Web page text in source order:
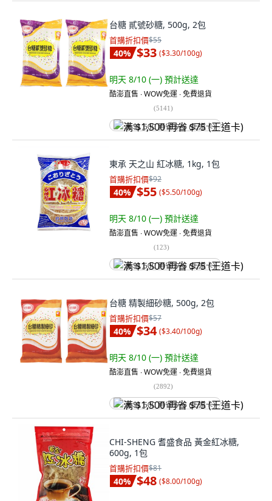
台糖 貳號砂糖, 500g, 2包
首購折扣價$55
40% $33 ($3.30/100g)
明天 8/10 (一) 預計送達
酷澎直售 ∙ WOW免運 ∙ 免費退貨
(5141)
满 $1,500 再省 $75 (王道卡)
東承 天之山 紅冰糖, 1kg, 1包
首購折扣價$92
40% $55 ($5.50/100g)
明天 8/10 (一) 預計送達
酷澎直售 ∙ WOW免運 ∙ 免費退貨
(123)
满 $1,500 再省 $75 (王道卡)
台糖 精製細砂糖, 500g, 2包
首購折扣價$57
40% $34 ($3.40/100g)
明天 8/10 (一) 預計送達
酷澎直售 ∙ WOW免運 ∙ 免費退貨
(2892)
满 $1,500 再省 $75 (王道卡)
CHI-SHENG 耆盛食品 黃金紅冰糖,
600g, 1包
首購折扣價$81
40% $48 ($8.00/100g)